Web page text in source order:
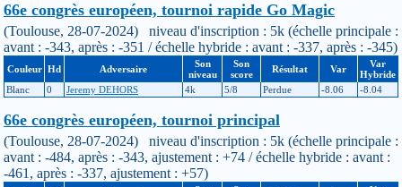
66e congrès européen, tournoi rapide Go Magic
(Toulouse, 28-07-2024) niveau d'inscription : 5k (échelle principale :
avant : -343, après : -351 / échelle hybride : avant : -337, après : -345)
Couleur Hd Adversaire
Son
niveau
Son
score
Résultat Var
Var
Hybride
Blanc
0 Jeremy DEHORS 4k 5/8 Perdue -8.06 -8.04
66e congrès européen, tournoi principal
(Toulouse, 28-07-2024) niveau d'inscription : 5k (échelle principale :
avant : -484, après : -343, ajustement : +74 / échelle hybride : avant :
-461, après : -337, ajustement : +57)